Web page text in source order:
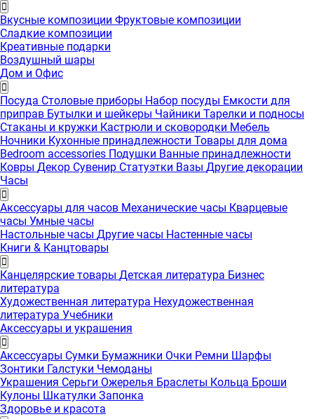
Вкусные композиции Фруктовые композиции
Сладкие композиции
Креативные подарки
Воздушный шары
Дом и Офис
Посуда Столовые приборы Набор посуды Емкости для
приправ Бутылки и шейкеры Чайники Тарелки и подносы
Стаканы и кружки Кастрюли и сковородки Мебель
Ночники Кухонные принадлежности Товары для дома
Bedroom accessories Подушки Ванные принадлежности
Ковры Декор Сувенир Статуэтки Вазы Другие декорации
Часы
Аксессуары для часов Механические часы Кварцевые
часы Умные часы
Настольные часы Другие часы Настенные часы
Книги & Канцтовары
Канцелярские товары Детская литература Бизнес
литература
Художественная литература Нехудожественная
литература Учебники
Аксессуары и украшения
Аксессуары Сумки Бумажники Очки Ремни Шарфы
Зонтики Галстуки Чемоданы
Украшения Серьги Ожерелья Браслеты Кольца Броши
Кулоны Шкатулки Запонка
Здоровье и красота